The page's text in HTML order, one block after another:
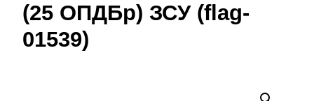
(25 ОПДБр) ЗСУ (flag-
01539)